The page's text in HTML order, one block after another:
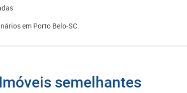
em Porto Belo-SC.
imóveis semelhantes